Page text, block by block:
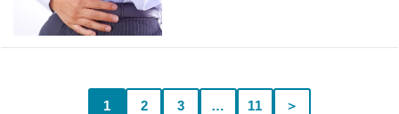
1 2 3 … 11 ＞